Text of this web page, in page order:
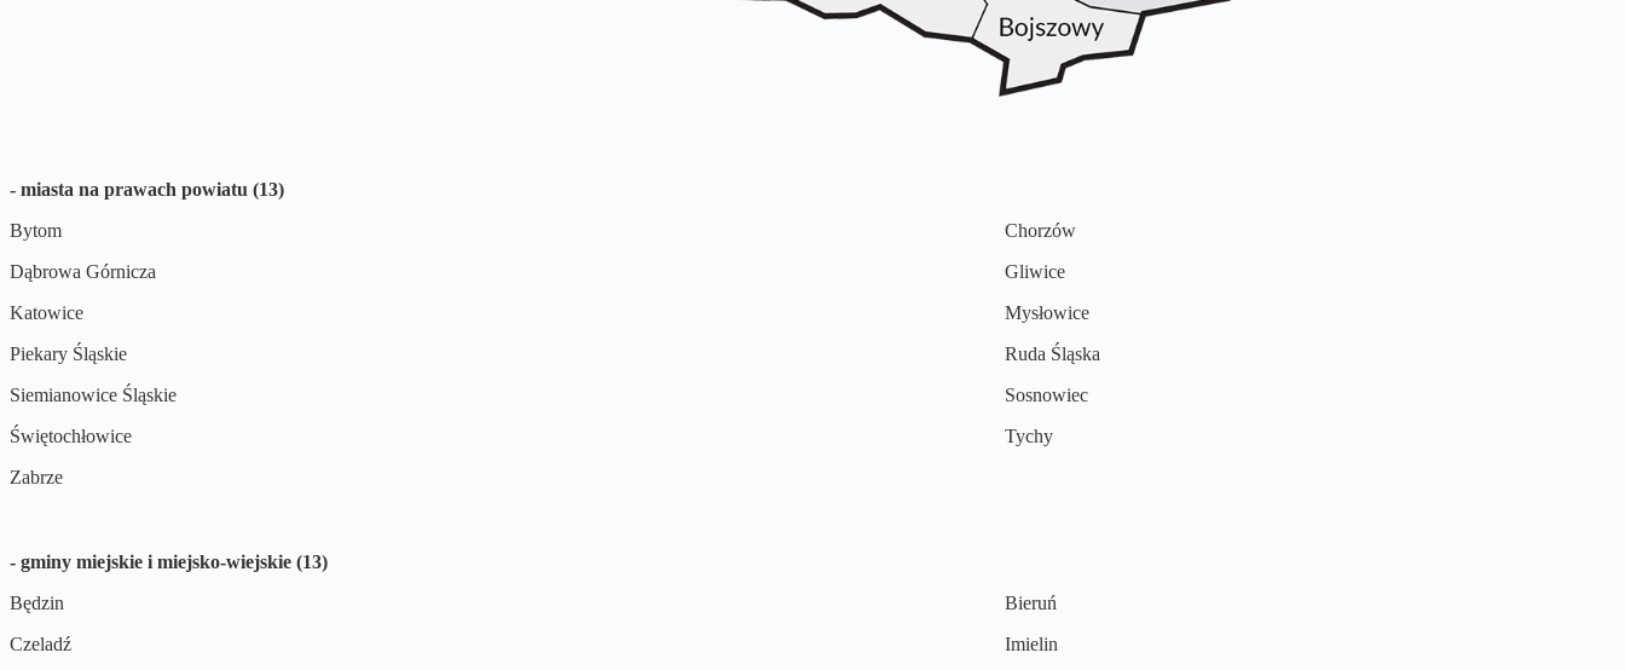
- miasta na prawach powiatu (13)
Bytom
Chorzów
Dąbrowa Górnicza
Gliwice
Katowice
Mysłowice
Piekary Śląskie
Ruda Śląska
Siemianowice Śląskie
Sosnowiec
Świętochłowice
Tychy
Zabrze
- gminy miejskie i miejsko-wiejskie (13)
Będzin
Bieruń
Czeladź
Imielin